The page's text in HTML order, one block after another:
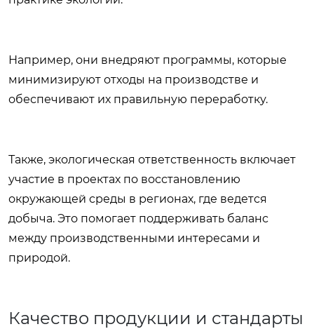
Например, они внедряют программы, которые
минимизируют отходы на производстве и
обеспечивают их правильную переработку.
Также, экологическая ответственность включает
участие в проектах по восстановлению
окружающей среды в регионах, где ведется
добыча. Это помогает поддерживать баланс
между производственными интересами и
природой.
Качество продукции и стандарты